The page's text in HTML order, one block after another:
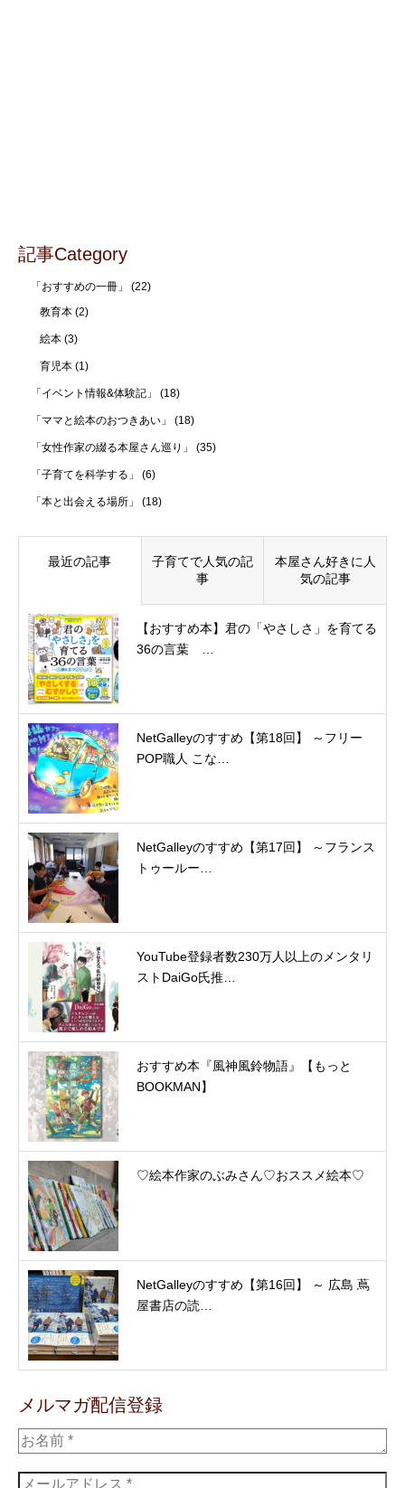
記事Category
「おすすめの一冊」
(22)
教育本 (2)
絵本 (3)
育児本 (1)
「イベント情報&体験記」 (18)
「ママと絵本のおつきあい」 (18)
「女性作家の綴る本屋さん巡り」 (35)
「子育てを科学する」 (6)
「本と出会える場所」 (18)
最近の記事
子育てで人気の記
事
本屋さん好きに人
気の記事
【おすすめ本】君の「やさしさ」を育てる
36の言葉 …
NetGalleyのすすめ【第18回】 ～フリー
POP職人 こな…
NetGalleyのすすめ【第17回】 ～フランス
トゥールー…
YouTube登録者数230万人以上のメンタリ
ストDaiGo氏推…
おすすめ本『風神風鈴物語』【もっと
BOOKMAN】
♡絵本作家のぶみさん♡おススメ絵本♡
NetGalleyのすすめ【第16回】 ～ 広島 蔦
屋書店の読…
メルマガ配信登録